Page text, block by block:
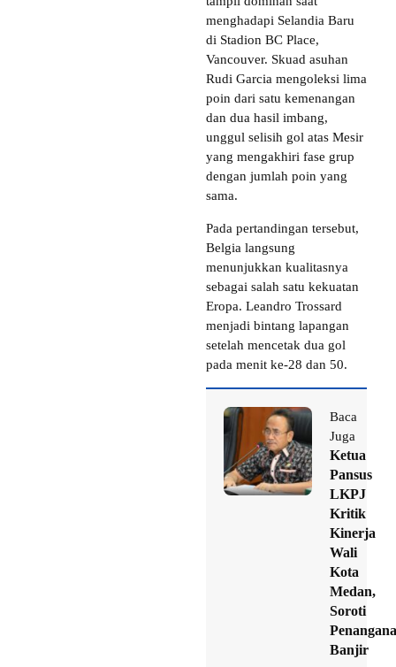
menghadapi Selandia Baru
di Stadion BC Place,
Vancouver. Skuad asuhan
Rudi Garcia mengoleksi lima
poin dari satu kemenangan
dan dua hasil imbang,
unggul selisih gol atas Mesir
yang mengakhiri fase grup
dengan jumlah poin yang
sama.
Pada pertandingan tersebut,
Belgia langsung
menunjukkan kualitasnya
sebagai salah satu kekuatan
Eropa. Leandro Trossard
menjadi bintang lapangan
setelah mencetak dua gol
pada menit ke-28 dan 50.
Baca
Juga
Ketua
Pansus
LKPJ
Kritik
Kinerja
Wali
Kota
Medan,
Soroti
Banjir